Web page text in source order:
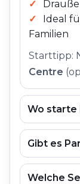
Ideal
Familien
Starttipp:
Centre
Wo starte
Gibt es
Welche